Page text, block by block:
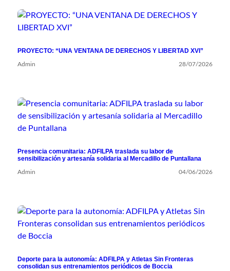
PROYECTO: “UNA VENTANA DE DERECHOS Y LIBERTAD XVI”
Admin 28/07/2026
Presencia comunitaria: ADFILPA traslada su labor de
sensibilización y artesanía solidaria al Mercadillo de Puntallana
Admin 04/06/2026
Deporte para la autonomía: ADFILPA y Atletas Sin Fronteras
consolidan sus entrenamientos periódicos de Boccia